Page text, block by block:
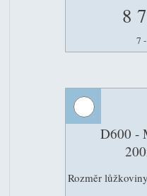
8
7
D600 -
Rozměr